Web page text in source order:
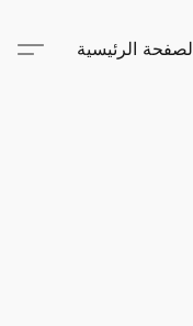
الصفحة الرئيسية